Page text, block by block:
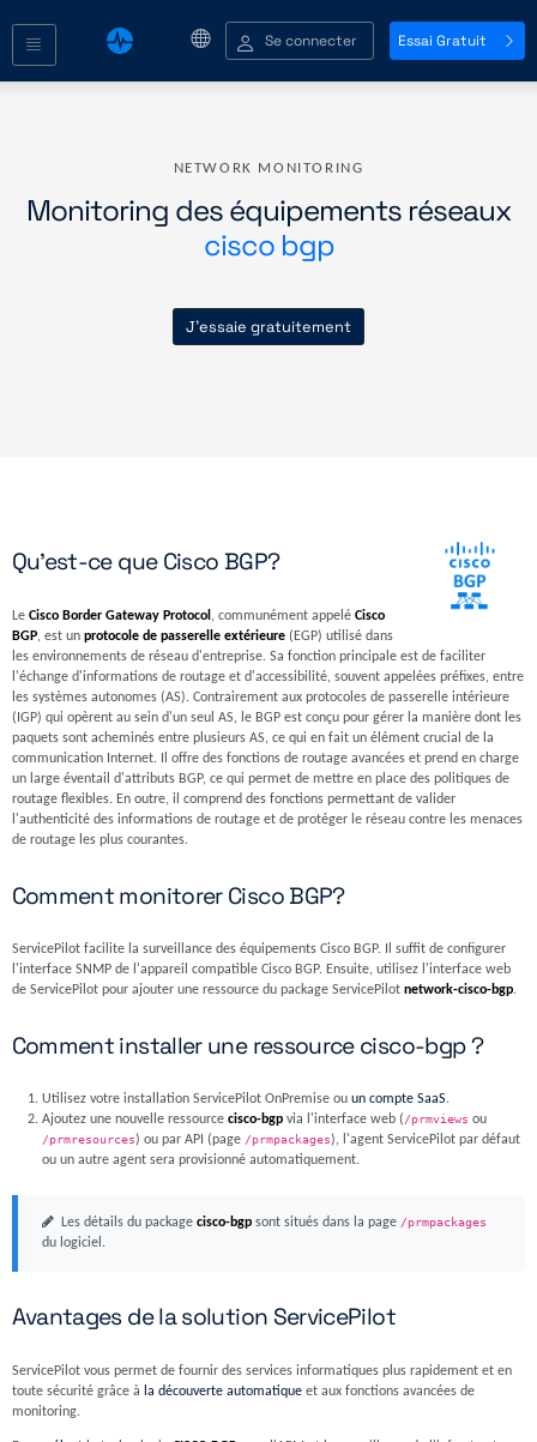
Se connecter Essai Gratuit
NETWORK MONITORING
Monitoring des équipements réseaux
cisco bgp
J'essaie gratuitement
Qu'est-ce que Cisco BGP?
Le Cisco Border Gateway Protocol , communément appelé Cisco
BGP, est un protocole de passerelle extérieure(EGP) utilisé dans
les environnements de réseau d'entreprise. Sa fonction principale est de faciliter
l'échange d'informations de routage et d'accessibilité, souvent appelées préfixes, entre
les systèmes autonomes (AS). Contrairement aux protocoles de passerelle intérieure
(IGP) qui opèrent au sein d'un seul AS, le BGP est conçu pour gérer la manière dont les
paquets sont acheminés entre plusieurs AS, ce qui en fait un élément crucial de la
communication Internet. Il offre des fonctions de routage avancées et prend en charge
un large éventail d'attributs BGP, ce qui permet de mettre en place des politiques de
routage flexibles. En outre, il comprend des fonctions permettant de valider
l'authenticité des informations de routage et de protéger le réseau contre les menaces
de routage les plus courantes.
Comment monitorer Cisco BGP?
ServicePilot facilite la surveillance des équipements Cisco BGP. Il suffit de configurer
l'interface SNMP de l'appareil compatible Cisco BGP. Ensuite, utilisez l'interface web
de ServicePilot pour ajouter une ressource du package ServicePilot network-cisco-bgp.
Comment installer une ressource cisco-bgp ?
Utilisez votre installation ServicePilot OnPremise ouun compte SaaS.
Ajoutez une nouvelle ressourcecisco-bgp via l'interface web (/prmviews ou
/prmresources) ou par API (page/prmpackages), l'agent ServicePilot par défaut
ou un autre agent sera provisionné automatiquement.
Les détails du package cisco-bgpsont situés dans la page /prmpackages
du logiciel.
Avantages de la solution ServicePilot
ServicePilot vous permet de fournir des services informatiques plus rapidement et en
toute sécurité grâce à la découverte automatiqueet aux fonctions avancées de
monitoring.